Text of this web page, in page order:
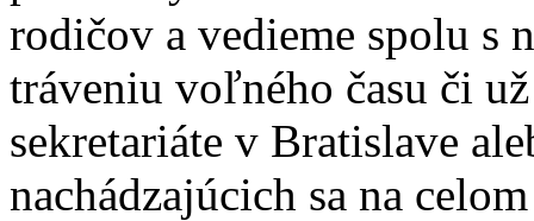
rodičov a vedieme spolu s
tráveniu voľného času či
sekretariáte v Bratislave
nachádzajúcich sa na